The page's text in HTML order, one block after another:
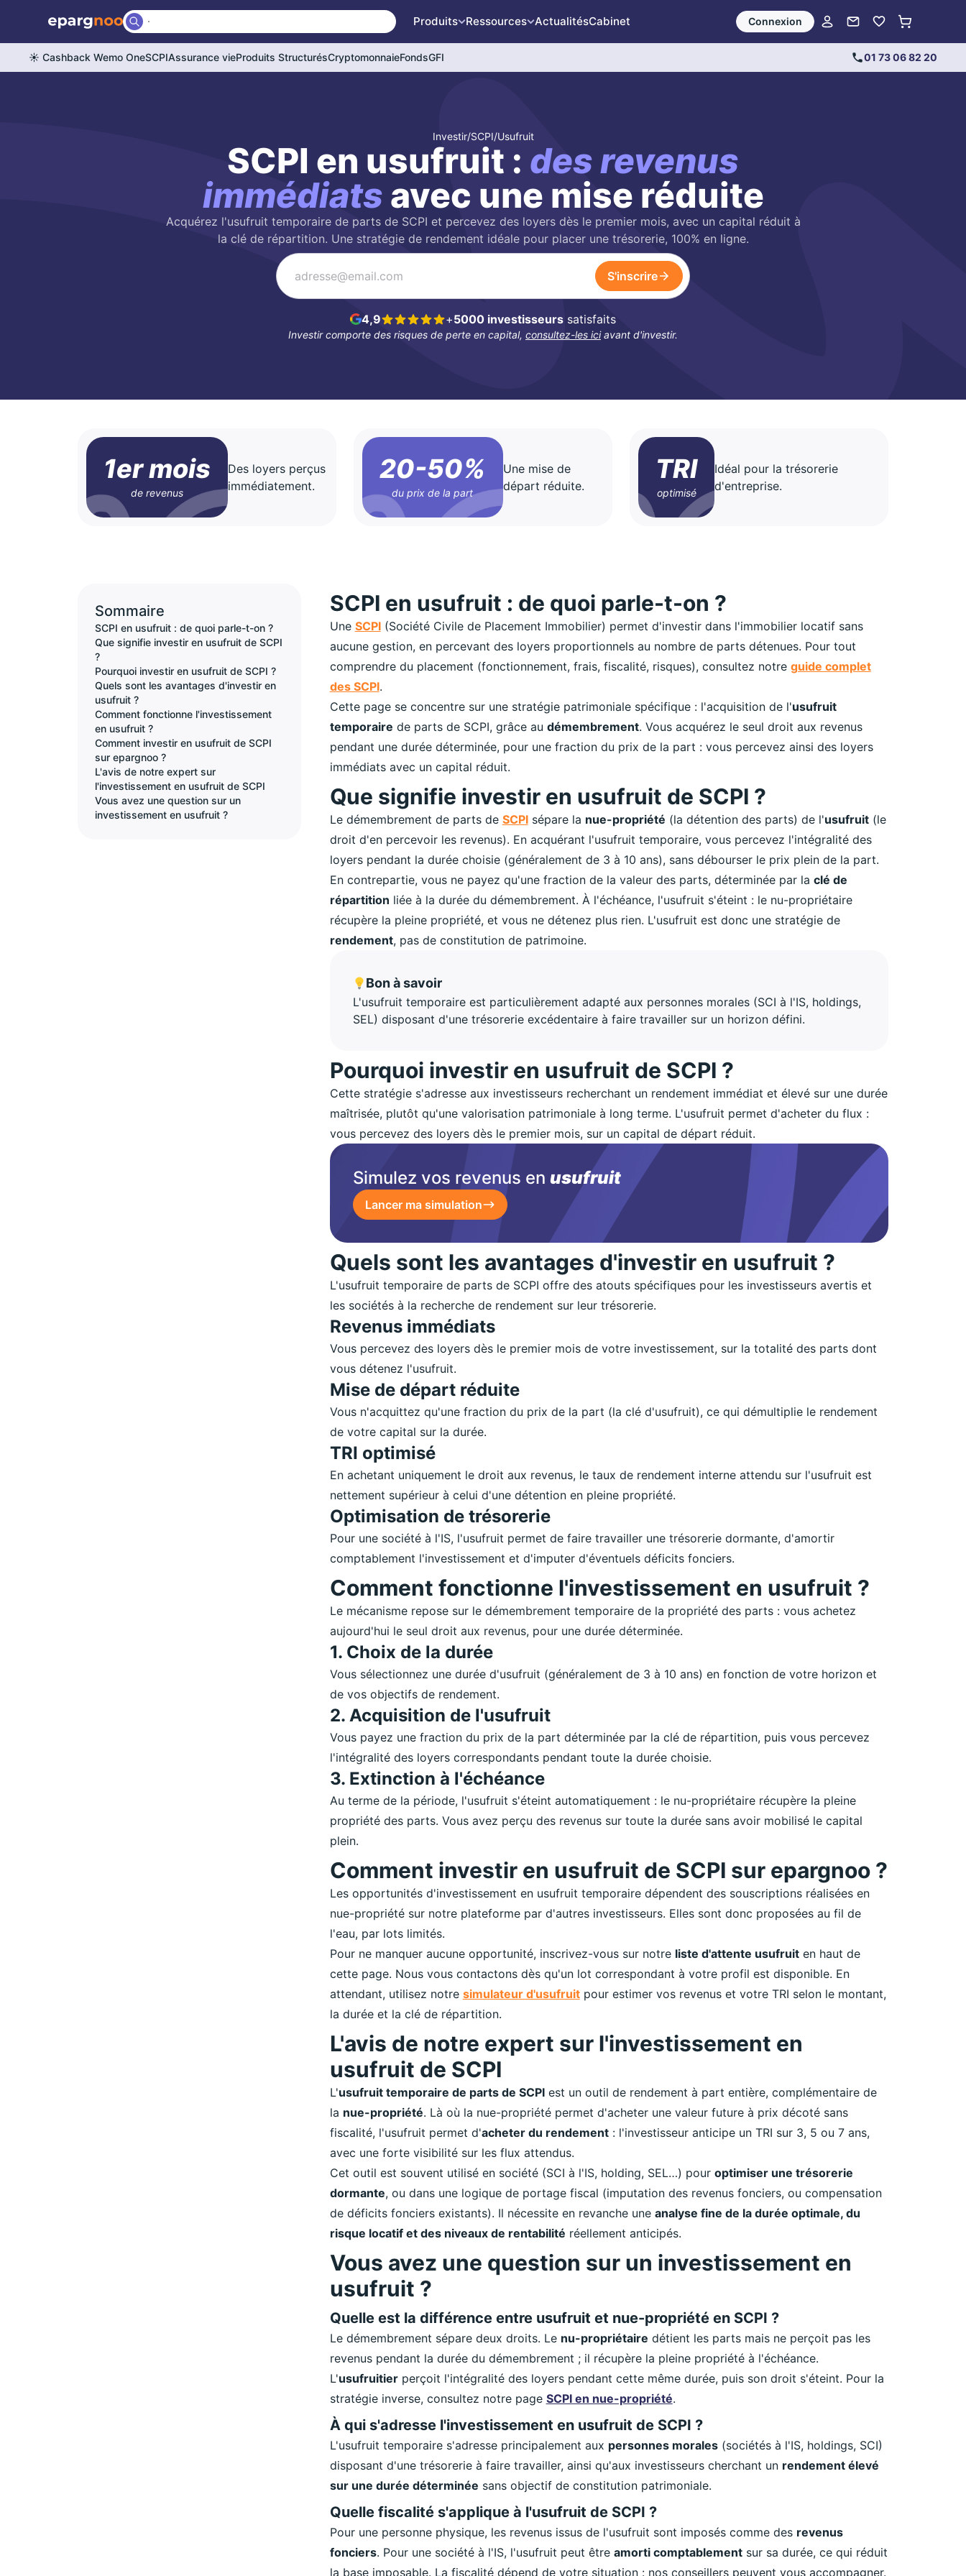
Produits Ressources ActualitésCabinet Connexion
☀️ Cashback Wemo OneSCPIAssurance vieProduits StructurésCryptomonnaieFondsGFI 01 73 06 82 20
Investir/SCPI/Usufruit
SCPI en usufruit : des revenus
immédiats avec une mise réduite
Acquérez l'usufruit temporaire de parts de SCPI et percevez des loyers dès le premier mois, avec un capital réduit à
la clé de répartition. Une stratégie de rendement idéale pour placer une trésorerie, 100% en ligne.
S'inscrire
4,9 +5000 investisseurssatisfaits
Investir comporte des risques de perte en capital, consultez-les iciavant d'investir.
1er mois
de revenus
Des loyers perçus
immédiatement.
20-50%
du prix de la part
Une mise de
départ réduite.
TRI
optimisé
Idéal pour la trésorerie
d'entreprise.
Sommaire
SCPI en usufruit : de quoi parle-t-on ?
Que signifie investir en usufruit de SCPI
?
Pourquoi investir en usufruit de SCPI ?
Quels sont les avantages d'investir en
usufruit ?
Comment fonctionne l'investissement
en usufruit ?
Comment investir en usufruit de SCPI
sur epargnoo ?
L'avis de notre expert sur
l'investissement en usufruit de SCPI
Vous avez une question sur un
investissement en usufruit ?
SCPI en usufruit : de quoi parle-t-on ?
Une SCPI(Société Civile de Placement Immobilier) permet d'investir dans l'immobilier locatif sans
aucune gestion, en percevant des loyers proportionnels au nombre de parts détenues. Pour tout
comprendre du placement (fonctionnement, frais, fiscalité, risques), consultez notre guide complet
des SCPI.
Cette page se concentre sur une stratégie patrimoniale spécifique : l'acquisition de l'usufruit
temporaire de parts de SCPI, grâce au démembrement. Vous acquérez le seul droit aux revenus
pendant une durée déterminée, pour une fraction du prix de la part : vous percevez ainsi des loyers
immédiats avec un capital réduit.
Que signifie investir en usufruit de SCPI ?
Le démembrement de parts de SCPIsépare la nue-propriété (la détention des parts) de l'usufruit(le
droit d'en percevoir les revenus). En acquérant l'usufruit temporaire, vous percevez l'intégralité des
loyers pendant la durée choisie (généralement de 3 à 10 ans), sans débourser le prix plein de la part.
En contrepartie, vous ne payez qu'une fraction de la valeur des parts, déterminée par la clé de
répartition liée à la durée du démembrement. À l'échéance, l'usufruit s'éteint : le nu-propriétaire
récupère la pleine propriété, et vous ne détenez plus rien. L'usufruit est donc une stratégie de
rendement, pas de constitution de patrimoine.
Bon à savoir
L'usufruit temporaire est particulièrement adapté aux personnes morales (SCI à l'IS, holdings,
SEL) disposant d'une trésorerie excédentaire à faire travailler sur un horizon défini.
Pourquoi investir en usufruit de SCPI ?
Cette stratégie s'adresse aux investisseurs recherchant un rendement immédiat et élevé sur une durée
maîtrisée, plutôt qu'une valorisation patrimoniale à long terme. L'usufruit permet d'acheter du flux :
vous percevez des loyers dès le premier mois, sur un capital de départ réduit.
Simulez vos revenus en usufruit
Lancer ma simulation
Quels sont les avantages d'investir en usufruit ?
L'usufruit temporaire de parts de SCPI offre des atouts spécifiques pour les investisseurs avertis et
les sociétés à la recherche de rendement sur leur trésorerie.
Revenus immédiats
Vous percevez des loyers dès le premier mois de votre investissement, sur la totalité des parts dont
vous détenez l'usufruit.
Mise de départ réduite
Vous n'acquittez qu'une fraction du prix de la part (la clé d'usufruit), ce qui démultiplie le rendement
de votre capital sur la durée.
TRI optimisé
En achetant uniquement le droit aux revenus, le taux de rendement interne attendu sur l'usufruit est
nettement supérieur à celui d'une détention en pleine propriété.
Optimisation de trésorerie
Pour une société à l'IS, l'usufruit permet de faire travailler une trésorerie dormante, d'amortir
comptablement l'investissement et d'imputer d'éventuels déficits fonciers.
Comment fonctionne l'investissement en usufruit ?
Le mécanisme repose sur le démembrement temporaire de la propriété des parts : vous achetez
aujourd'hui le seul droit aux revenus, pour une durée déterminée.
1. Choix de la durée
Vous sélectionnez une durée d'usufruit (généralement de 3 à 10 ans) en fonction de votre horizon et
de vos objectifs de rendement.
2. Acquisition de l'usufruit
Vous payez une fraction du prix de la part déterminée par la clé de répartition, puis vous percevez
l'intégralité des loyers correspondants pendant toute la durée choisie.
3. Extinction à l'échéance
Au terme de la période, l'usufruit s'éteint automatiquement : le nu-propriétaire récupère la pleine
propriété des parts. Vous avez perçu des revenus sur toute la durée sans avoir mobilisé le capital
plein.
Comment investir en usufruit de SCPI sur epargnoo ?
Les opportunités d'investissement en usufruit temporaire dépendent des souscriptions réalisées en
nue-propriété sur notre plateforme par d'autres investisseurs. Elles sont donc proposées au fil de
l'eau, par lots limités.
Pour ne manquer aucune opportunité, inscrivez-vous sur notre liste d'attente usufruiten haut de
cette page. Nous vous contactons dès qu'un lot correspondant à votre profil est disponible. En
attendant, utilisez notre simulateur d'usufruitpour estimer vos revenus et votre TRI selon le montant,
la durée et la clé de répartition.
L'avis de notre expert sur l'investissement en
usufruit de SCPI
L'usufruit temporaire de parts de SCPIest un outil de rendement à part entière, complémentaire de
la nue-propriété. Là où la nue-propriété permet d'acheter une valeur future à prix décoté sans
fiscalité, l'usufruit permet d'acheter du rendement: l'investisseur anticipe un TRI sur 3, 5 ou 7 ans,
avec une forte visibilité sur les flux attendus.
Cet outil est souvent utilisé en société (SCI à l'IS, holding, SEL…) pour optimiser une trésorerie
dormante, ou dans une logique de portage fiscal (imputation des revenus fonciers, ou compensation
de déficits fonciers existants). Il nécessite en revanche une analyse fine de la durée optimale, du
risque locatif et des niveaux de rentabilité réellement anticipés.
Vous avez une question sur un investissement en
usufruit ?
Quelle est la différence entre usufruit et nue-propriété en SCPI ?
Le démembrement sépare deux droits. Le nu-propriétaire détient les parts mais ne perçoit pas les
revenus pendant la durée du démembrement ; il récupère la pleine propriété à l'échéance.
L'usufruitierperçoit l'intégralité des loyers pendant cette même durée, puis son droit s'éteint. Pour la
stratégie inverse, consultez notre page SCPI en nue-propriété.
À qui s'adresse l'investissement en usufruit de SCPI ?
L'usufruit temporaire s'adresse principalement aux personnes morales(sociétés à l'IS, holdings, SCI)
disposant d'une trésorerie à faire travailler, ainsi qu'aux investisseurs cherchant un rendement élevé
sur une durée déterminée sans objectif de constitution patrimoniale.
Quelle fiscalité s'applique à l'usufruit de SCPI ?
Pour une personne physique, les revenus issus de l'usufruit sont imposés comme des revenus
fonciers. Pour une société à l'IS, l'usufruit peut être amorti comptablementsur sa durée, ce qui réduit
la base imposable. La fiscalité dépend de votre situation : nos conseillers peuvent vous accompagner.